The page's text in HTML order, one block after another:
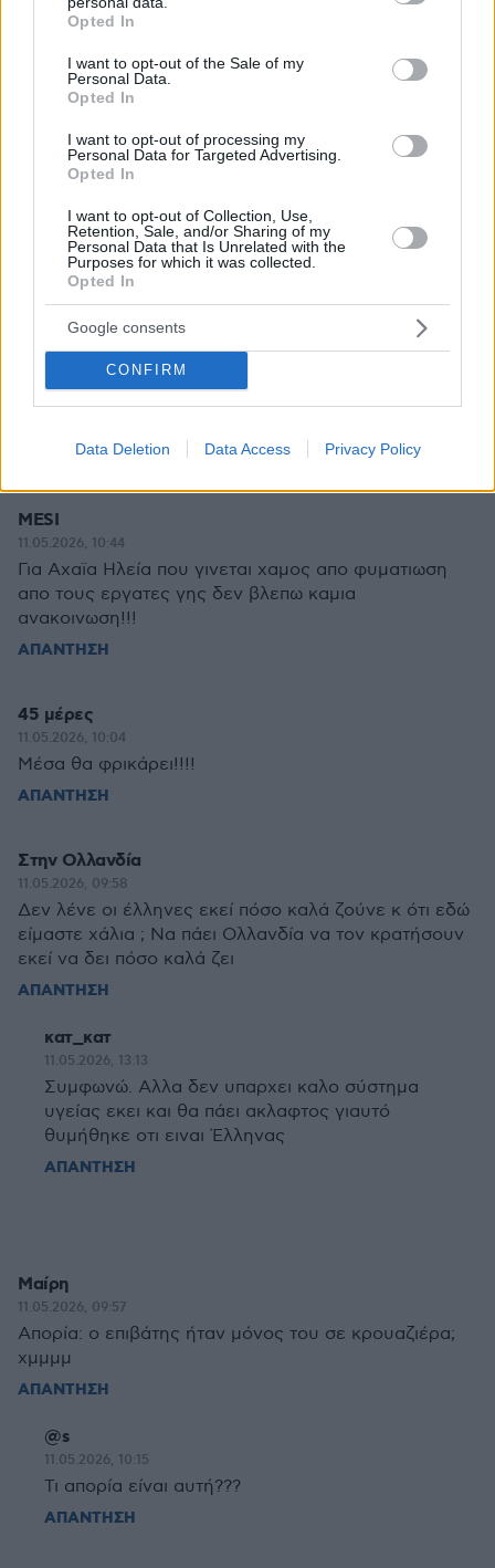
grant or deny consent to Google and its third-party tags to
use your data for below specified purposes in below Google
consent section.
Opted In
I want to opt-out of the Sale of my
Personal Data.
Opted In
I want to opt-out of processing my
Personal Data for Targeted Advertising.
Opted In
I want to opt-out of Collection, Use,
Retention, Sale, and/or Sharing of my
Personal Data that Is Unrelated with the
Purposes for which it was collected.
Opted In
Google consents
CONFIRM
Data Deletion Data Access Privacy Policy
Η Smart φοιτητική κατοικία στην καρδιά της Αθήνας
Διασκεδάζουμε υπεύθυνα, επιστρέφουμε με ασφάλεια
29.07.2026, 09:39
ΣΧΟΛΙΑ(29)
ΠΡΟΣΘΗΚΗ ΣΧΟΛΙΟΥ
μακης
11.05.2026, 22:15
ΑΠΑΝΤΗΣΗ
MESI
11.05.2026, 10:44
Για Αχαϊα Ηλεία που γινεται χαμος απο φυματιωση
απο τους εργατες γης δεν βλεπω καμια
ανακοινωση!!!
ΑΠΑΝΤΗΣΗ
45 μέρες
11.05.2026, 10:04
Μέσα θα φρικάρει!!!!
ΑΠΑΝΤΗΣΗ
Στην Ολλανδία
11.05.2026, 09:58
Δεν λένε οι έλληνες εκεί πόσο καλά ζούνε κ ότι εδώ
είμαστε χάλια ; Να πάει Ολλανδία να τον κρατήσουν
εκεί να δει πόσο καλά ζει
ΑΠΑΝΤΗΣΗ
κατ_κατ
11.05.2026, 13:13
Συμφωνώ. Αλλα δεν υπαρχει καλο σύστημα
υγείας εκει και θα πάει ακλαφτος γιαυτό
θυμήθηκε οτι ειναι Έλληνας
ΑΠΑΝΤΗΣΗ
Μαίρη
11.05.2026, 09:57
Απορία: ο επιβάτης ήταν μόνος του σε κρουαζιέρα;
χμμμμ
ΑΠΑΝΤΗΣΗ
@s
11.05.2026, 10:15
Τι απορία είναι αυτή???
ΑΠΑΝΤΗΣΗ